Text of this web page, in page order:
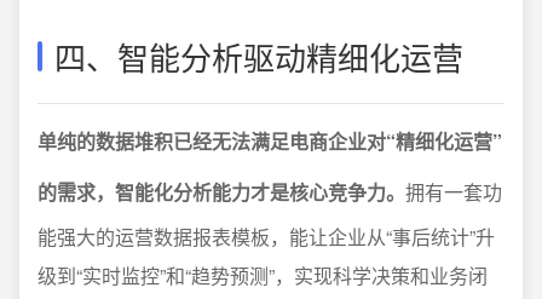
四、智能分析驱动精细化运营
单纯的数据堆积已经无法满足电商企业对“精细化运营”
的需求，智能化分析能力才是核心竞争力。 拥有一套功
能强大的运营数据报表模板，能让企业从“事后统计”升
级到“实时监控”和“趋势预测”，实现科学决策和业务闭